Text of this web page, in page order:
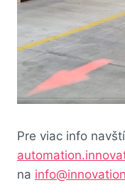
Pre viac info
na